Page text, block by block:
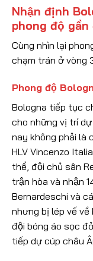
Nhận định
phong độ gần
Cùng nhìn lại
chạm trán ở vòng
Phong độ
Bologna tiếp tục
cho những vị trí dự
nay không phải là
HLV Vincenzo
thể, đội chủ sân
trận hòa và nhận
Bernardeschi và
nhưng bị lép vế về
đội bóng áo sọc
tiếp dự cúp châu